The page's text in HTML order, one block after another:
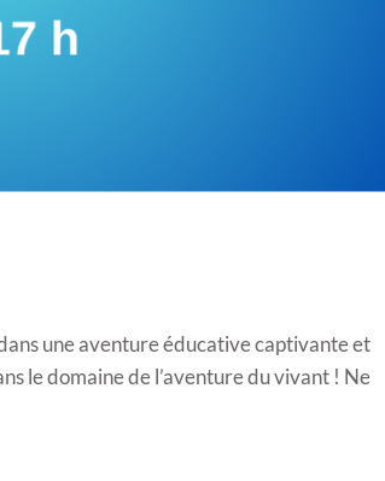
une aventure éducative captivante et
le domaine de l’aventure du vivant ! Ne